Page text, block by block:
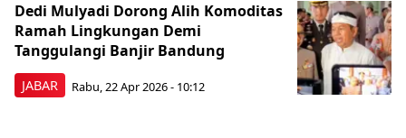
JABAR
Dedi Mulyadi Dorong Alih Komoditas
Ramah Lingkungan Demi
Tanggulangi Banjir Bandung
Rabu, 22 Apr 2026 - 10:12